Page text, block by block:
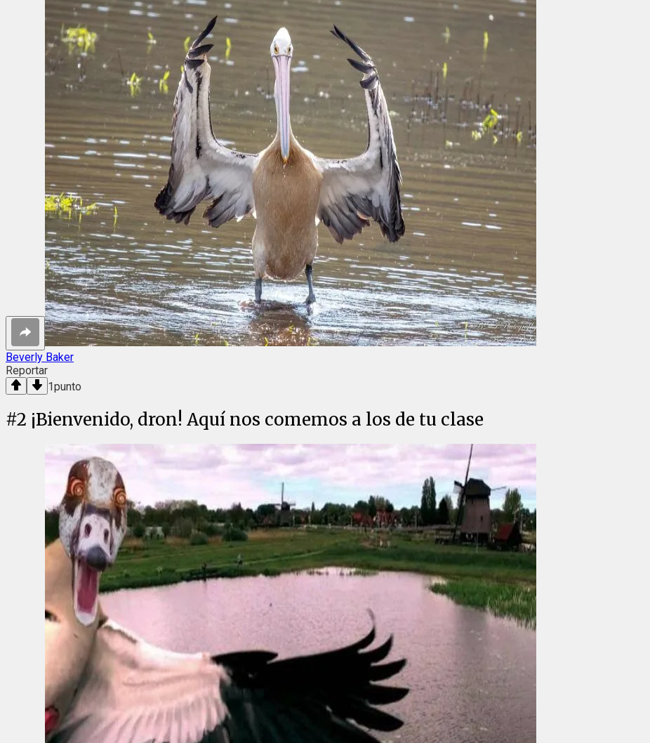
Beverly Baker
Reportar
1punto
#2 ¡Bienvenido, dron! Aquí nos comemos a los de tu clase